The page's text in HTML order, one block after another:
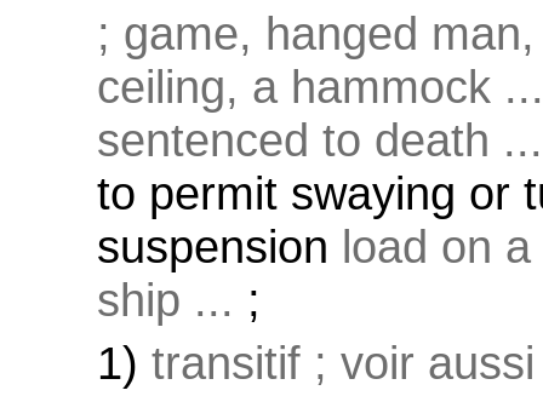
; game, hanged
ceiling, a hammock ...
sentenced to death ...
to permit swaying or
suspension load on
ship ... ;
1) transitif ; voir